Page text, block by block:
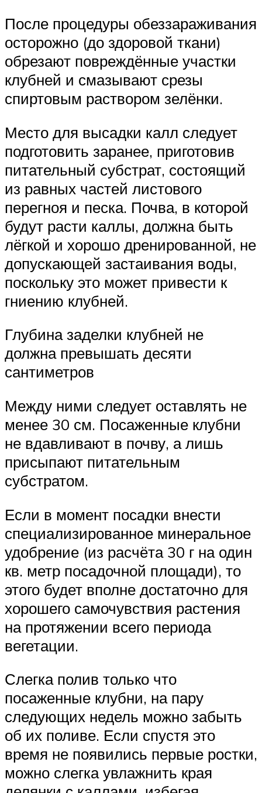
После процедуры обеззараживания
осторожно (до здоровой ткани)
обрезают повреждённые участки
клубней и смазывают срезы
спиртовым раствором зелёнки.
Место для высадки калл следует
подготовить заранее, приготовив
питательный субстрат, состоящий
из равных частей листового
перегноя и песка. Почва, в которой
будут расти каллы, должна быть
лёгкой и хорошо дренированной, не
допускающей застаивания воды,
поскольку это может привести к
гниению клубней.
Глубина заделки клубней не
должна превышать десяти
сантиметров
Между ними следует оставлять не
менее 30 см. Посаженные клубни
не вдавливают в почву, а лишь
присыпают питательным
субстратом.
Если в момент посадки внести
специализированное минеральное
удобрение (из расчёта 30 г на один
кв. метр посадочной площади), то
этого будет вполне достаточно для
хорошего самочувствия растения
на протяжении всего периода
вегетации.
Слегка полив только что
посаженные клубни, на пару
следующих недель можно забыть
об их поливе. Если спустя это
время не появились первые ростки,
можно слегка увлажнить края